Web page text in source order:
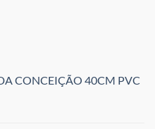
CONCEIÇÃO 40CM PVC